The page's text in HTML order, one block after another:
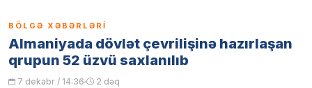
BÖLGƏ XƏBƏRLƏRI
Almaniyada dövlət çevrilişinə hazırlaşan
qrupun 52 üzvü saxlanılıb
7 dekabr / 14:36 2 dəq